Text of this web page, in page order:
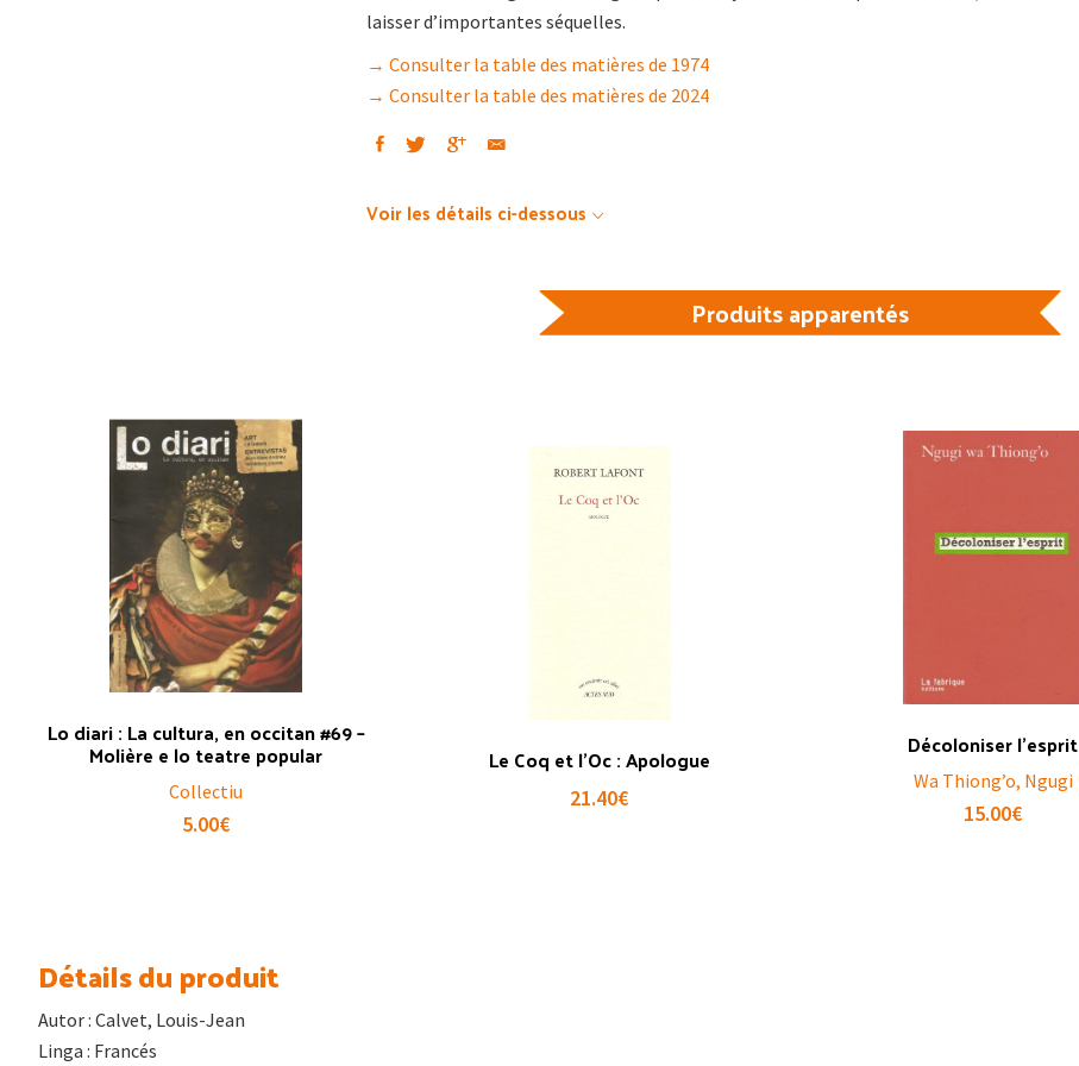
laisser d’importantes séquelles.
→ Consulter la table des matières de 1974
→ Consulter la table des matières de 2024
Voir les détails ci-dessous
Produits apparentés
Lo diari : La cultura, en occitan #69 –
Molière e lo teatre popular
Collectiu
5.00€
Le Coq et l’Oc : Apologue
21.40€
Décoloniser l’esprit
Wa Thiong’o, Ngugi
15.00€
Détails du produit
Autor : Calvet, Louis-Jean
Linga : Francés